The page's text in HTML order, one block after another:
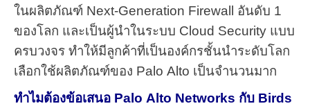
ในผลิตภัณฑ์ Next-Generation Firewall อันดับ 1
ของโลก และเป็นผู้นำในระบบ Cloud Security แบบ
ครบวงจร ทำให้มีลูกค้าที่เป็นองค์กรชั้นนำระดับโลก
เลือกใช้ผลิตภัณฑ์ของ Palo Alto เป็นจำนวนมาก
ทำไมต้องข้อเสนอ Palo Alto Networks กับ Birds